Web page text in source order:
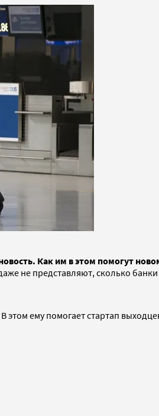
Как им в этом помогут
не представляют, сколько
ему помогает стартап